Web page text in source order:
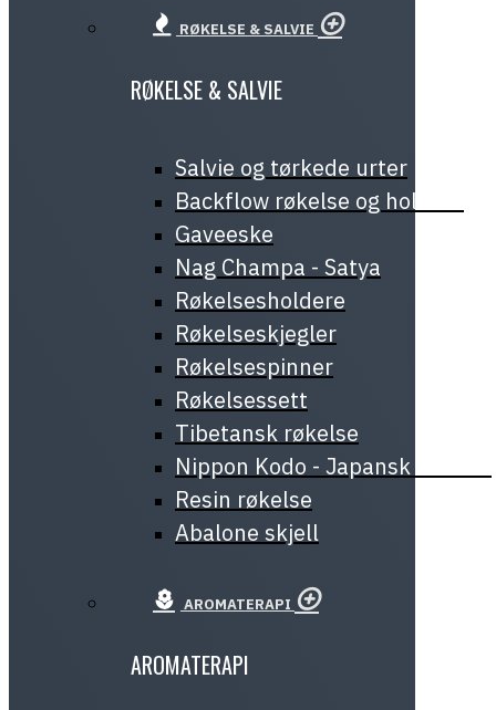
RØKELSE & SALVIE
RØKELSE & SALVIE
Salvie og tørkede urter
Backflow røkelse og holdere
Gaveeske
Nag Champa - Satya
Røkelsesholdere
Røkelseskjegler
Røkelsespinner
Røkelsessett
Tibetansk røkelse
Nippon Kodo - Japansk røkelse
Resin røkelse
Abalone skjell
AROMATERAPI
AROMATERAPI